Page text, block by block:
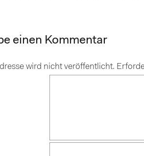
einen Kommentar
wird nicht veröffentlicht.